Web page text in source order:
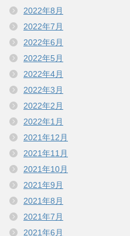
2022年8月
2022年7月
2022年6月
2022年5月
2022年4月
2022年3月
2022年2月
2022年1月
2021年12月
2021年11月
2021年10月
2021年9月
2021年8月
2021年7月
2021年6月